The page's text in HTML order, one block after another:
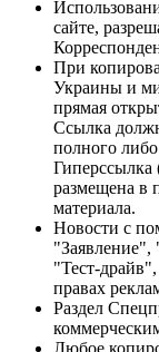
сайте,
При
Украины и
прямая
Ссылка
полного
Гиперссылка
размещена в
материала.
Новости с
"Тест-
правах
Раздел
Любое